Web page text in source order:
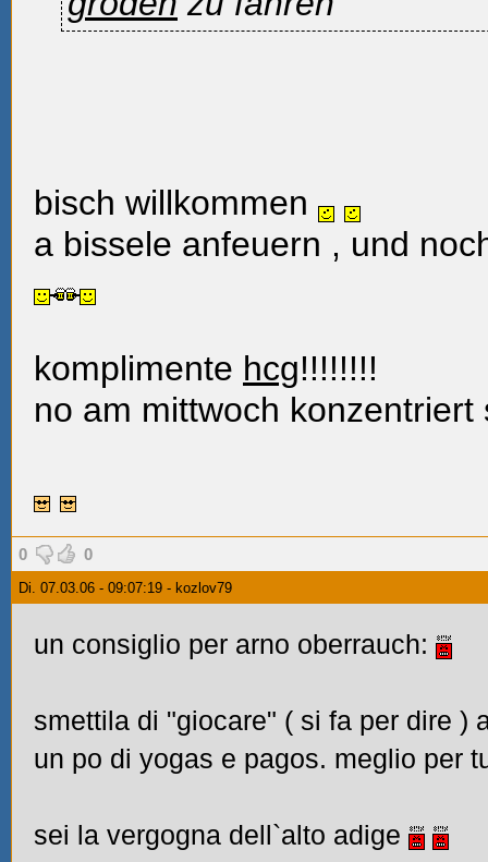
bisch willkommen
a bissele anfeuern , und
komplimente hcg!!!!!!!!
no am mittwoch konzentriert
0 0
Di. 07.03.06 - 09:07:19 - kozlov79
un consiglio per arno oberrauch:
smettila di "giocare" ( si fa per dire )
un po di yogas e pagos. meglio per
sei la vergogna dell`alto adige